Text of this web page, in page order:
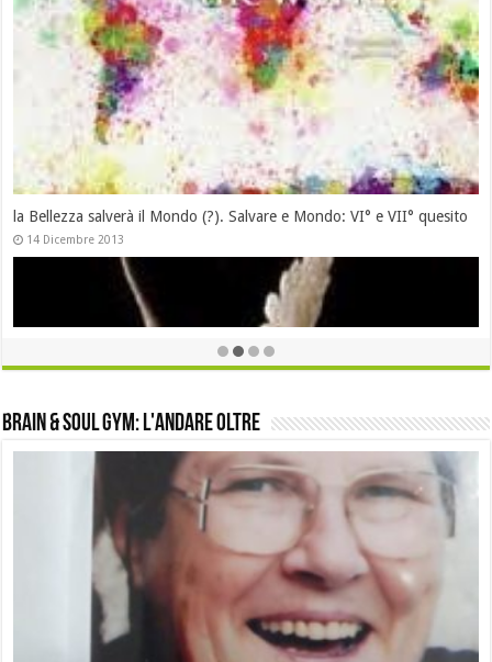
La Bellezza salverà il Mondo? Perchè questo studio? il I° di 7 quesiti.
3 Dicembre 2013
La Bellezza salverà il Mondo (?): frammenti in divenire (da fb e posta)
28 Novembre 2013
brain & soul gym: l'andare oltre